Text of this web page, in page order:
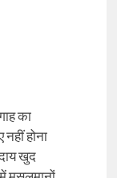
का
होना
खुद